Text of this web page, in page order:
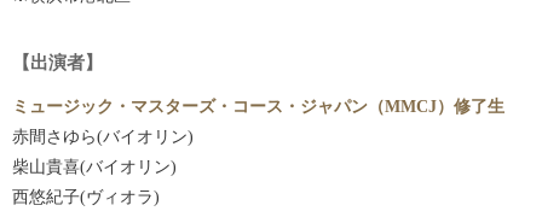
【出演者】
ミュージック・マスターズ・コース・ジャパン（MMCJ）修了生
赤間さゆら(バイオリン)
柴山貴喜(バイオリン)
西悠紀子(ヴィオラ)